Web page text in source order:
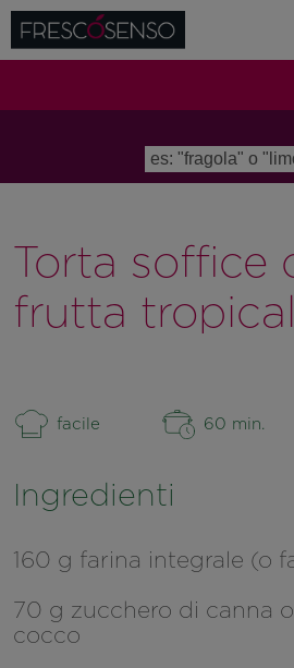
Torta soffice
frutta
facile 60 min.
Ingredienti
160 g farina integrale (o
70 g zucchero di canna
cocco